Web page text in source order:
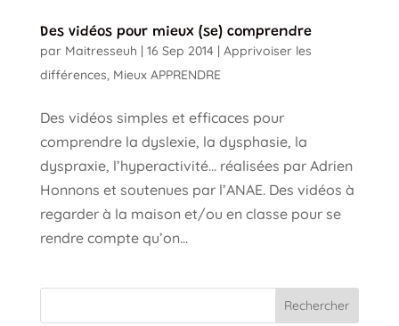
Des vidéos pour mieux (se) comprendre
par Maitresseuh | 16 Sep 2014| Apprivoiser les
différences, Mieux APPRENDRE
Des vidéos simples et efficaces pour
comprendre la dyslexie, la dysphasie, la
dyspraxie, l’hyperactivité… réalisées par Adrien
Honnons et soutenues par l’ANAE. Des vidéos à
regarder à la maison et/ou en classe pour se
rendre compte qu’on...
Rechercher